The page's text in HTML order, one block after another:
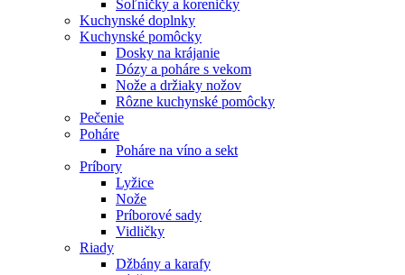
Soľničky a koreničky
Kuchynské doplnky
Kuchynské pomôcky
Dosky na krájanie
Dózy a poháre s vekom
Nože a držiaky nožov
Rôzne kuchynské pomôcky
Pečenie
Poháre
Poháre na víno a sekt
Príbory
Lyžice
Nože
Príborové sady
Vidličky
Riady
Džbány a karafy